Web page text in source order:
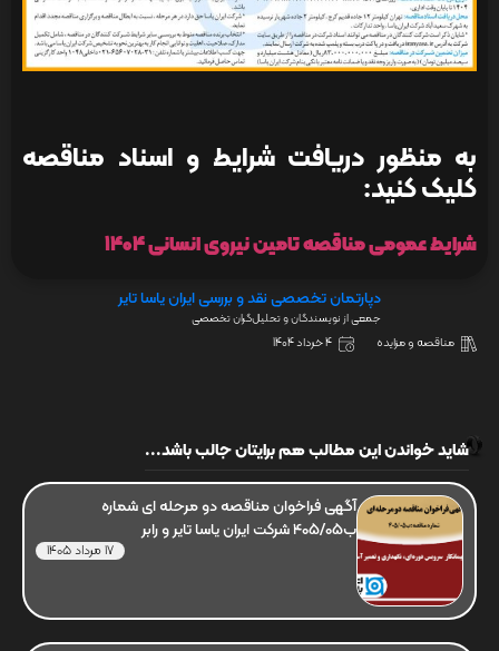
به منظور دریافت شرایط و اسناد مناقصه
کلیک کنید:
شرایط عمومی مناقصه تامین نیروی انسانی 1404
دپارتمان تخصصی نقد و بررسی ایران یاسا تایر
جمعی از نویسندگان و تحلیل‌گران تخصصی
مناقصه و مزایده 4 خرداد 1404
شاید خواندن این مطالب هم برایتان جالب باشد...
آگهی فراخوان مناقصه دو مرحله ای شماره
ب405/05 شرکت ایران یاسا تایر و رابر
17 مرداد 1405